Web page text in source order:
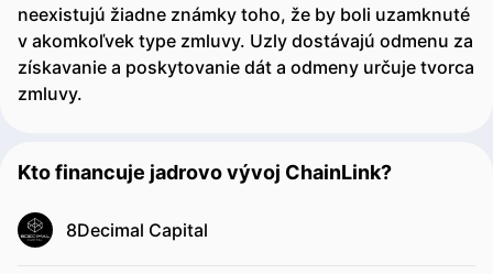
neexistujú žiadne známky toho, že by boli uzamknuté
v akomkoľvek type zmluvy. Uzly dostávajú odmenu za
získavanie a poskytovanie dát a odmeny určuje tvorca
zmluvy.
Kto financuje jadrovo vývoj ChainLink?
8Decimal Capital